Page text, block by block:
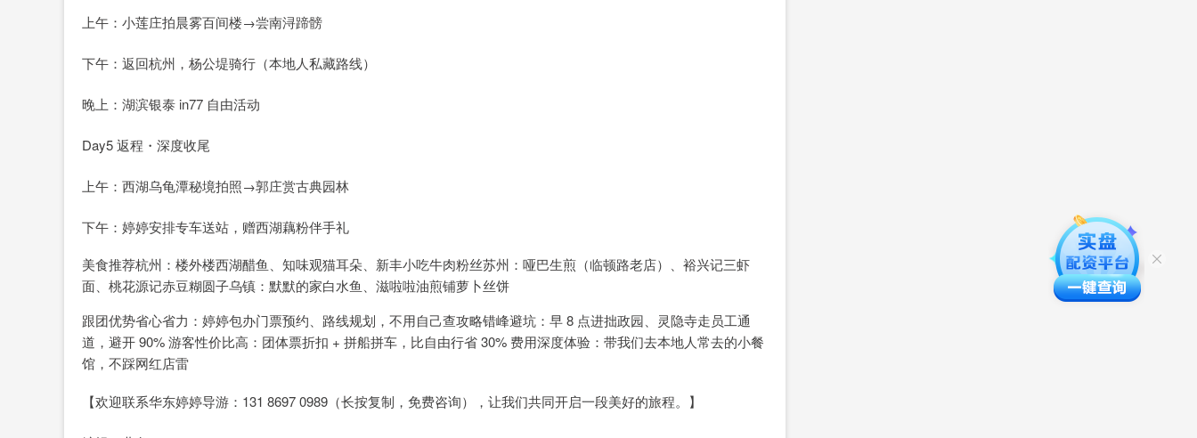
上午：小莲庄拍晨雾百间楼→尝南浔蹄髈
下午：返回杭州，杨公堤骑行（本地人私藏路线）
晚上：湖滨银泰 in77 自由活动
Day5 返程・深度收尾
上午：西湖乌龟潭秘境拍照→郭庄赏古典园林
下午：婷婷安排专车送站，赠西湖藕粉伴手礼
美食推荐杭州：楼外楼西湖醋鱼、知味观猫耳朵、新丰小吃牛肉粉丝苏州：哑巴生煎（临顿路老店）、裕兴记三虾
面、桃花源记赤豆糊圆子乌镇：默默的家白水鱼、滋啦啦油煎铺萝卜丝饼
跟团优势省心省力：婷婷包办门票预约、路线规划，不用自己查攻略错峰避坑：早 8 点进拙政园、灵隐寺走员工通
道，避开 90% 游客性价比高：团体票折扣 + 拼船拼车，比自由行省 30% 费用深度体验：带我们去本地人常去的小餐
馆，不踩网红店雷
【欢迎联系华东婷婷导游：131 8697 0989（长按复制，免费咨询），让我们共同开启一段美好的旅程。】